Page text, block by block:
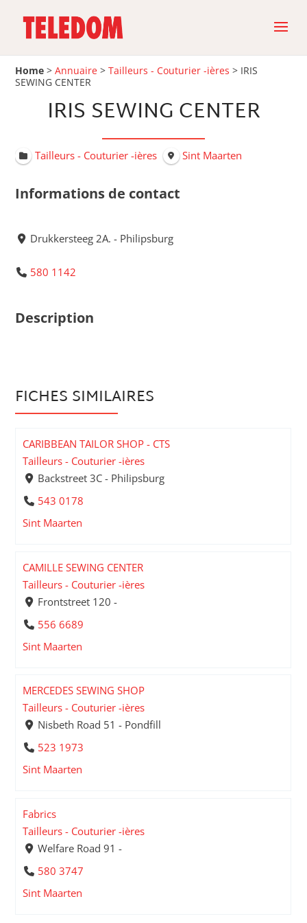
Home >Annuaire >Tailleurs - Couturier -ières > IRIS
SEWING CENTER
IRIS SEWING CENTER
Tailleurs - Couturier -ières Sint Maarten
Informations de contact
Drukkersteeg 2A. - Philipsburg
580 1142
Description
FICHES SIMILAIRES
CARIBBEAN TAILOR SHOP - CTS
Tailleurs - Couturier -ières
Backstreet 3C - Philipsburg
543 0178
Sint Maarten
CAMILLE SEWING CENTER
Tailleurs - Couturier -ières
Frontstreet 120 -
556 6689
Sint Maarten
MERCEDES SEWING SHOP
Tailleurs - Couturier -ières
Nisbeth Road 51 - Pondfill
523 1973
Sint Maarten
Fabrics
Tailleurs - Couturier -ières
Welfare Road 91 -
580 3747
Sint Maarten